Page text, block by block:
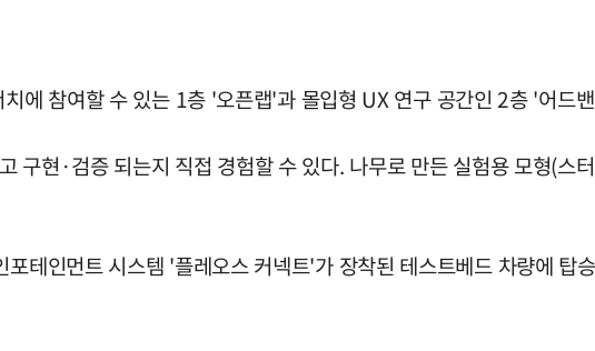
에 참여할 수 있는 1층 '오픈랩'과 몰입형 UX 연구 공간인 2층 '어드
구현·검증 되는지 직접 경험할 수 있다. 나무로 만든 실험용 모형(스
테인먼트 시스템 '플레오스 커넥트'가 장착된 테스트베드 차량에 탑